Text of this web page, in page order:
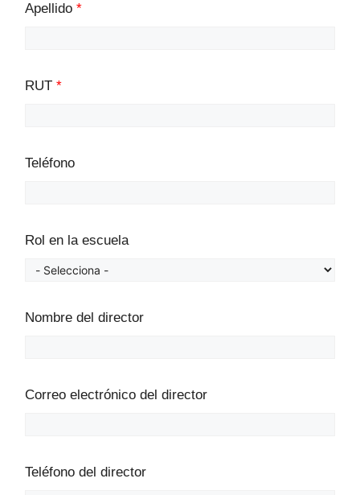
Apellido *
RUT *
Teléfono
Rol en la escuela
Nombre del director
Correo electrónico del director
Teléfono del director